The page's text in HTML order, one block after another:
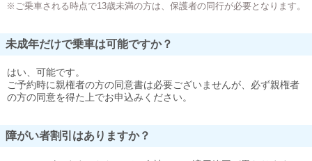
※ご乗車される時点で13歳未満の方は、保護者の同行が必要となります。
未成年だけで乗車は可能ですか？
はい、可能です。
ご予約時に親権者の方の同意書は必要ございませんが、必ず親権者
の方の同意を得た上でお申込みください。
障がい者割引はありますか？